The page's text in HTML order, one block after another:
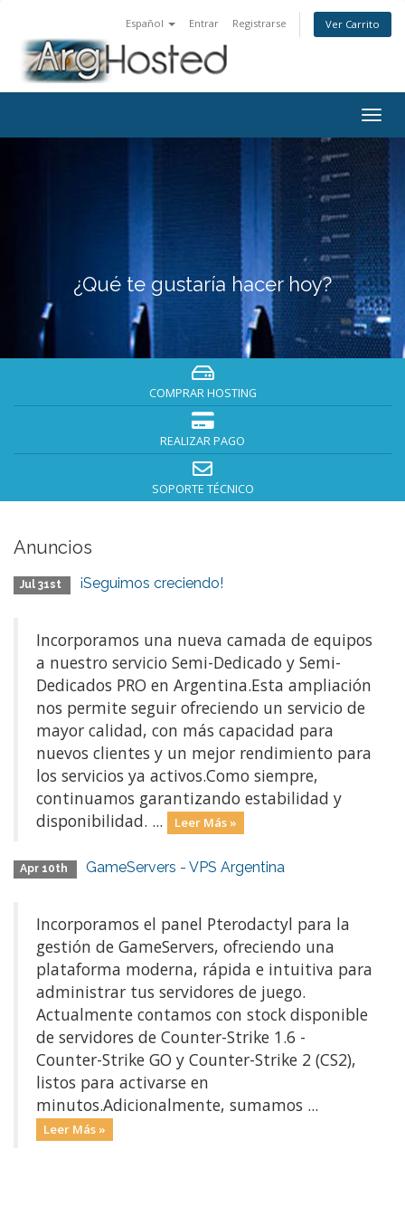
Español Entrar Registrarse Ver Carrito
¿Qué te gustaría hacer hoy?
COMPRAR HOSTING
REALIZAR PAGO
SOPORTE TÉCNICO
Anuncios
Jul 31st ¡Seguimos creciendo!
Incorporamos una nueva camada de equipos
a nuestro servicio Semi-Dedicado y Semi-
Dedicados PRO en Argentina.Esta ampliación
nos permite seguir ofreciendo un servicio de
mayor calidad, con más capacidad para
nuevos clientes y un mejor rendimiento para
los servicios ya activos.Como siempre,
continuamos garantizando estabilidad y
disponibilidad. ...
Leer Más »
Apr 10th GameServers - VPS Argentina
Incorporamos el panel Pterodactyl para la
gestión de GameServers, ofreciendo una
plataforma moderna, rápida e intuitiva para
administrar tus servidores de juego.
Actualmente contamos con stock disponible
de servidores de Counter-Strike 1.6 -
Counter-Strike GO y Counter-Strike 2 (CS2),
listos para activarse en
minutos.Adicionalmente, sumamos ...
Leer Más »